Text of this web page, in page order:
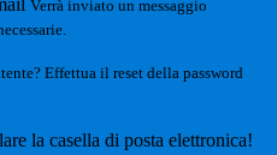
Verrà inviato un messaggio
Effettua il reset della password
la casella di posta elettronica!